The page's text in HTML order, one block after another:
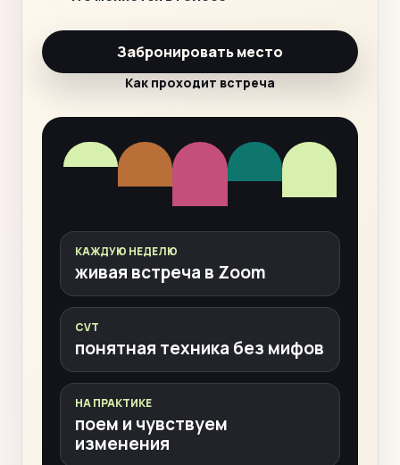
Забронировать место
Как проходит встреча
КАЖДУЮ НЕДЕЛЮ
живая встреча в Zoom
CVT
понятная техника без мифов
НА ПРАКТИКЕ
поем и чувствуем
изменения